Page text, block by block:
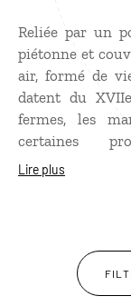
Reliée par un
piétonne et
air, formé de
datent du
fermes, les
certaines
découvrirez le
(peuplée
du centre
Lire plus